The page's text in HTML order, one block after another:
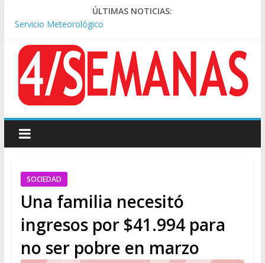
ÚLTIMAS NOTICIAS:
Tormentas severas y fuertes ráfagas de viento: alerta del
Servicio Meteorológico
1,6% en julio
Represión frente al Congreso: tres detenidos durante la
protesta contra la Ley de Propiedad Privada
Sturzenegger defendió la Ley de Tierras y lamentó el retiro
del capítulo de extranjerización
Fuego y defiende la Ley de Tierras
SOCIEDAD
Una familia necesitó
ingresos por $41.994 para
no ser pobre en marzo